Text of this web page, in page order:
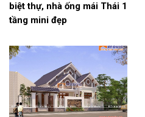
biệt thự, nhà ống mái Thái 1
tầng mini đẹp